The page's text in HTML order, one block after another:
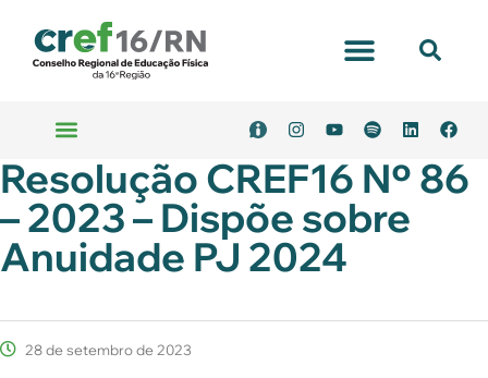
Resolução CREF16 Nº 86
– 2023 – Dispõe sobre
Anuidade PJ 2024
28 de setembro de 2023